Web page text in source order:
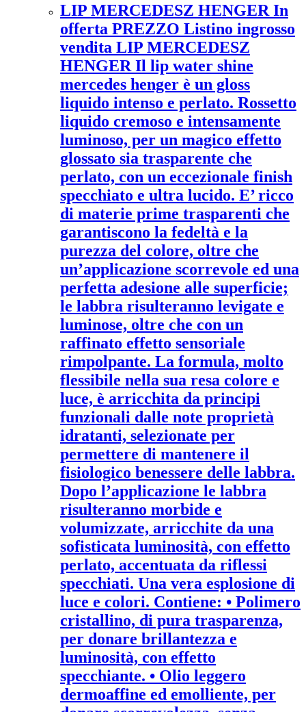
LIP MERCEDESZ HENGER In
offerta PREZZO Listino ingrosso
vendita LIP MERCEDESZ
HENGER Il lip water shine
mercedes henger è un gloss
liquido intenso e perlato. Rossetto
liquido cremoso e intensamente
luminoso, per un magico effetto
glossato sia trasparente che
perlato, con un eccezionale finish
specchiato e ultra lucido. E’ ricco
di materie prime trasparenti che
garantiscono la fedeltà e la
purezza del colore, oltre che
un’applicazione scorrevole ed una
perfetta adesione alle superficie;
le labbra risulteranno levigate e
luminose, oltre che con un
raffinato effetto sensoriale
rimpolpante. La formula, molto
flessibile nella sua resa colore e
luce, è arricchita da principi
funzionali dalle note proprietà
idratanti, selezionate per
permettere di mantenere il
fisiologico benessere delle labbra.
Dopo l’applicazione le labbra
risulteranno morbide e
volumizzate, arricchite da una
sofisticata luminosità, con effetto
perlato, accentuata da riflessi
specchiati. Una vera esplosione di
luce e colori. Contiene: • Polimero
cristallino, di pura trasparenza,
per donare brillantezza e
luminosità, con effetto
specchiante. • Olio leggero
dermoaffine ed emolliente, per